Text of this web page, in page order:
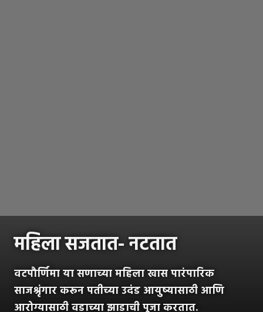
महिला सजतात- नटतात
वटपौर्णिमा या सणाच्या महिला खास पारंपारिक
साजश्रृंगार करून पतीच्या उदंड आयुष्यासाठी आणि
आरोग्यासाठी वडाच्या झाडाची पूजा करतात.